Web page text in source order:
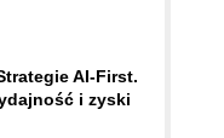
AI-First.
i zyski